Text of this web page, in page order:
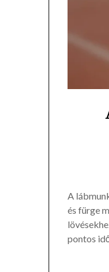
A
és fürge
pontos